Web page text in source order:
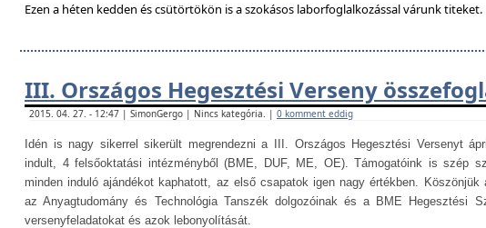
Ezen a héten kedden és csütörtökön is a szokásos laborfoglalkozással várunk titeket.
III. Országos Hegesztési Verseny
2015. 04. 27. - 12:47 | SimonGergo | Nincs kategória. | 0 komment eddig
Idén is nagy sikerrel sikerült megrendezni a III. Országos Hegesztési Versenyt
indult, 4 felsőoktatási intézményből (BME, DUF, ME, OE). Támogatóink is szép
minden induló ajándékot kaphatott, az első csapatok igen nagy értékben. Köszönjük
az Anyagtudomány és Technológia Tanszék dolgozóinak és a BME Hegesztési
versenyfeladatokat és azok lebonyolítását.